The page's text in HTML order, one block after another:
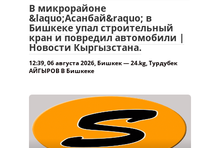
В микрорайоне
&laquo;Асанбай&raquo; в
Бишкеке упал строительный
кран и повредил автомобили |
Новости Кыргызстана.
12:39, 06 августа 2026, Бишкек — 24.kg, Турдубек
АЙГЫРОВ В Бишкеке